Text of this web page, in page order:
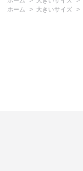
ホーム
> 大きいサイズ >